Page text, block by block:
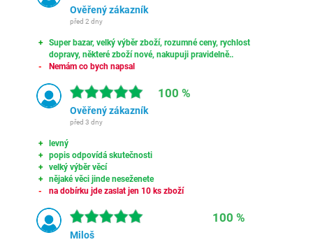
Ověřený zákazník
před 2 dny
Super bazar, velký výběr zboží, rozumné ceny, rychlost
dopravy, některé zboží nové, nakupuji pravidelně..
Nemám co bych napsal
100 %
Ověřený zákazník
před 3 dny
levný
popis odpovídá skutečnosti
velký výběr věcí
nějaké věci jinde neseženete
na dobírku jde zaslat jen 10 ks zboží
100 %
Miloš